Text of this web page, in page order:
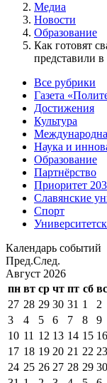
Медиа
Новости
Образование
Как готовят
представили
Все рубрики
Газета
Достижения
Культура
Наука и
Образование
Партнёрство
Приоритет
Славянские
Спорт
Календарь событий
Пред.След.
Август 2026
пн вт ср чт пт сб вс
27 28 29 30 31 1
2
3
4 5 6 7 8
9
10 11 12 13 14 15 16
17 18 19 20 21 22 23
24 25 26 27 28 29 30